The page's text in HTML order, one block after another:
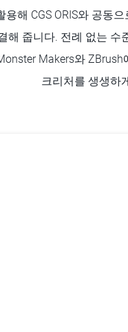
용해 CGS ORIS와 공동
해 줍니다. 전례 없는
Makers와
크리처를 생생하